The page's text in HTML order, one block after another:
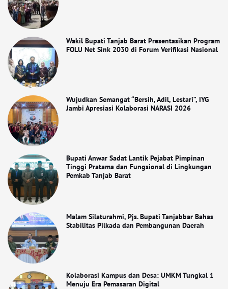
Wakil Bupati Tanjab Barat Presentasikan Program
FOLU Net Sink 2030 di Forum Verifikasi Nasional
Wujudkan Semangat “Bersih, Adil, Lestari”, IYG
Jambi Apresiasi Kolaborasi NARASI 2026
Bupati Anwar Sadat Lantik Pejabat Pimpinan
Tinggi Pratama dan Fungsional di Lingkungan
Pemkab Tanjab Barat
Malam Silaturahmi, Pjs. Bupati Tanjabbar Bahas
Stabilitas Pilkada dan Pembangunan Daerah
Kolaborasi Kampus dan Desa: UMKM Tungkal 1
Menuju Era Pemasaran Digital